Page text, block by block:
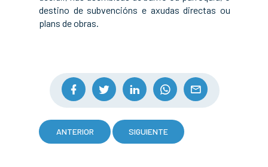
destino de subvencións e axudas directas ou
plans de obras.
ANTERIOR SIGUIENTE